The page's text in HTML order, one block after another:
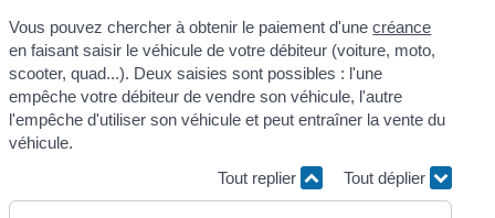
Vous pouvez chercher à obtenir le paiement d'unecréance
en faisant saisir le véhicule de votre débiteur (voiture, moto,
scooter, quad...). Deux saisies sont possibles : l'une
empêche votre débiteur de vendre son véhicule, l'autre
l'empêche d'utiliser son véhicule et peut entraîner la vente du
véhicule.
Tout replier
Tout déplier